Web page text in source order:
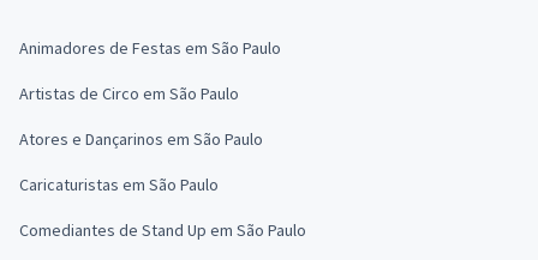
Animadores de Festas em São Paulo
Artistas de Circo em São Paulo
Atores e Dançarinos em São Paulo
Caricaturistas em São Paulo
Comediantes de Stand Up em São Paulo